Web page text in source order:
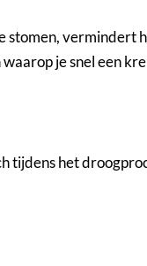
stomen, vermindert
je snel een
tijdens het